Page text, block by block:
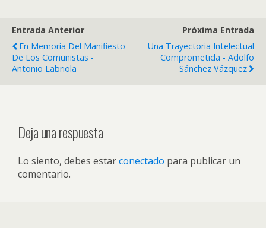
Entrada Anterior
En Memoria Del Manifiesto
De Los Comunistas -
Antonio Labriola
Próxima Entrada
Una Trayectoria Intelectual
Comprometida - Adolfo
Sánchez Vázquez
Deja una respuesta
Lo siento, debes estarconectado para publicar un
comentario.